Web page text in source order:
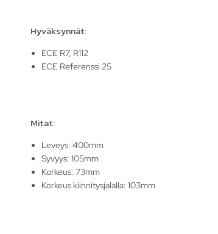
Hyväksynnät:
ECE R7, R112
ECE Referenssi 25
Mitat:
Leveys: 400mm
Syvyys: 105mm
Korkeus: 73mm
Korkeus kiinnitysjalalla: 103mm